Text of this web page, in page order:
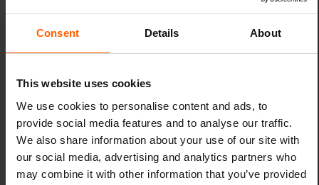
Consent Details About
This website uses cookies
We use cookies to personalise content and ads, to
provide social media features and to analyse our traffic.
We also share information about your use of our site with
our social media, advertising and analytics partners who
may combine it with other information that you’ve provided
Apple iPad (9th generation)
Apple iPad Air (3rd generation)
Apple iPad Air (4th generation)